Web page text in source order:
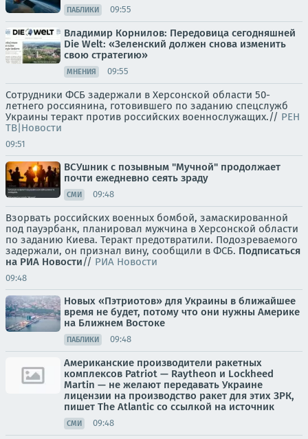
ПАБЛИКИ 09:55
Владимир Корнилов: Передовица сегодняшней
Die Welt: «Зеленский должен снова изменить
свою стратегию»
МНЕНИЯ 09:55
Сотрудники ФСБ задержали в Херсонской области 50-
летнего россиянина, готовившего по заданию спецслужб
Украины теракт против российских военнослужащих.// РЕН
ТВ|Новости
09:51
ВСУшник с позывным "Мучной" продолжает
почти ежедневно сеять зраду
СМИ 09:48
Взорвать российских военных бомбой, замаскированной
под пауэрбанк, планировал мужчина в Херсонской области
по заданию Киева. Теракт предотвратили. Подозреваемого
задержали, он признал вину, сообщили в ФСБ. Подписаться
на РИА Новости// РИА Новости
09:48
Новых «Пэтриотов» для Украины в ближайшее
время не будет, потому что они нужны Америке
на Ближнем Востоке
ПАБЛИКИ 09:48
Американские производители ракетных
комплексов Patriot — Raytheon и Lockheed
Martin — не желают передавать Украине
лицензии на производство ракет для этих ЗРК,
пишет The Atlantic со ссылкой на источник
СМИ 09:48